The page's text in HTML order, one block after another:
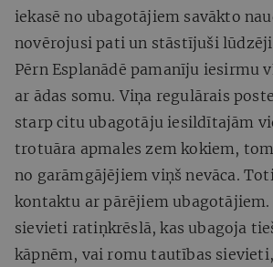
iekasē no ubagotājiem savākto
novērojusi pati un stāstījuši
Pērn Esplanādē pamanīju iesirmu
ar ādas somu. Viņa regulārais
starp citu ubagotāju iesildītajām
trotuāra apmales zem kokiem,
no garāmgājējiem viņš nevāca.
kontaktu ar pārējiem ubagotājiem.
sievieti ratiņkrēslā, kas ubagoja
kāpnēm, vai romu tautības sievieti,